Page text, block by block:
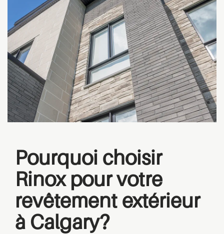
Pourquoi choisir
Rinox pour votre
revêtement extérieur
à Calgary?